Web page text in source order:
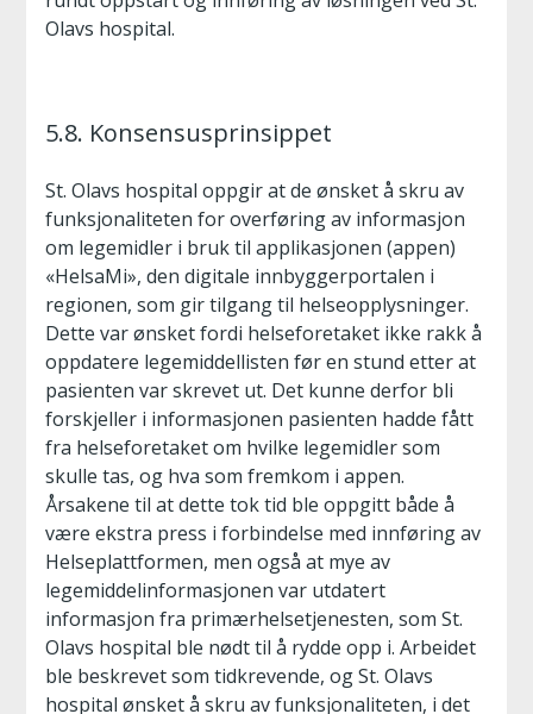
Olavs hospital.
5.8. Konsensusprinsippet
St. Olavs hospital oppgir at de ønsket å skru av
funksjonaliteten for overføring av informasjon
om legemidler i bruk til applikasjonen (appen)
«HelsaMi», den digitale innbyggerportalen i
regionen, som gir tilgang til helseopplysninger.
Dette var ønsket fordi helseforetaket ikke rakk å
oppdatere legemiddellisten før en stund etter at
pasienten var skrevet ut. Det kunne derfor bli
forskjeller i informasjonen pasienten hadde fått
fra helseforetaket om hvilke legemidler som
skulle tas, og hva som fremkom i appen.
Årsakene til at dette tok tid ble oppgitt både å
være ekstra press i forbindelse med innføring av
Helseplattformen, men også at mye av
legemiddelinformasjonen var utdatert
informasjon fra primærhelsetjenesten, som St.
Olavs hospital ble nødt til å rydde opp i. Arbeidet
ble beskrevet som tidkrevende, og St. Olavs
hospital ønsket å skru av funksjonaliteten, i det